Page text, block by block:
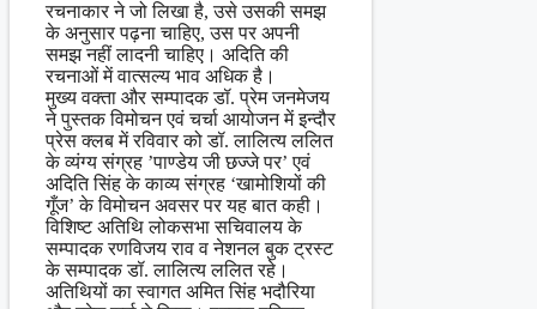
रचनाकार ने जो लिखा है, उसे उसकी समझ
के अनुसार पढ़ना चाहिए, उस पर अपनी
समझ नहीं लादनी चाहिए। अदिति की
रचनाओं में वात्सल्य भाव अधिक है।
मुख्य वक्ता और सम्पादक डॉ. प्रेम जनमेजय
ने पुस्तक विमोचन एवं चर्चा आयोजन में इन्दौर
प्रेस क्लब में रविवार को डॉ. लालित्य ललित
के व्यंग्य संग्रह ’पाण्डेय जी छज्जे पर’ एवं
अदिति सिंह के काव्य संग्रह ‘खामोशियों की
गूँज’ के विमोचन अवसर पर यह बात कही।
विशिष्ट अतिथि लोकसभा सचिवालय के
सम्पादक रणविजय राव व नेशनल बुक ट्रस्ट
के सम्पादक डॉ. लालित्य ललित रहे।
अतिथियों का स्वागत अमित सिंह भदौरिया